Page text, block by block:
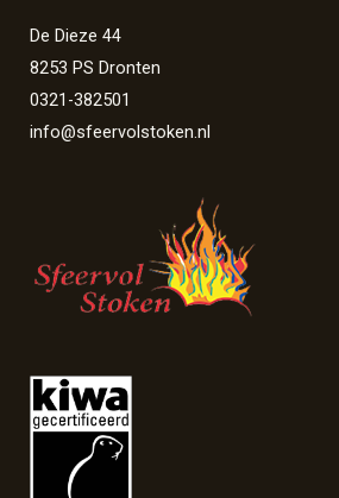
De Dieze 44
8253 PS Dronten
0321-382501
info@sfeervolstoken.nl